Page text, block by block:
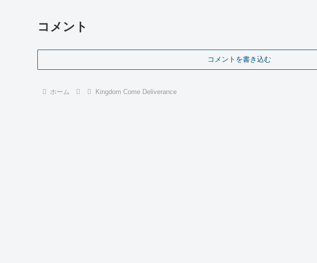
コメント
コメントを書き込む
ホーム Kingdom Come Deliverance